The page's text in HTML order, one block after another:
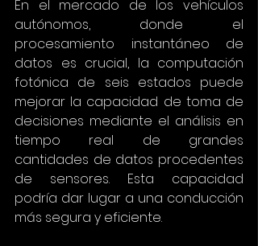
En el mercado de los vehículos
autónomos, donde el
procesamiento instantáneo de
datos es crucial, la computación
fotónica de seis estados puede
mejorar la capacidad de toma de
decisiones mediante el análisis en
tiempo real de grandes
cantidades de datos procedentes
de sensores. Esta capacidad
podría dar lugar a una conducción
más segura y eficiente.